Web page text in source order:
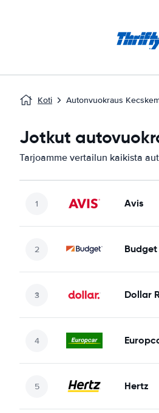
Koti Autonvuokraus
Jotkut
Tarjoamme vertailun kaikista
Avis
Budget
Dollar
Hertz